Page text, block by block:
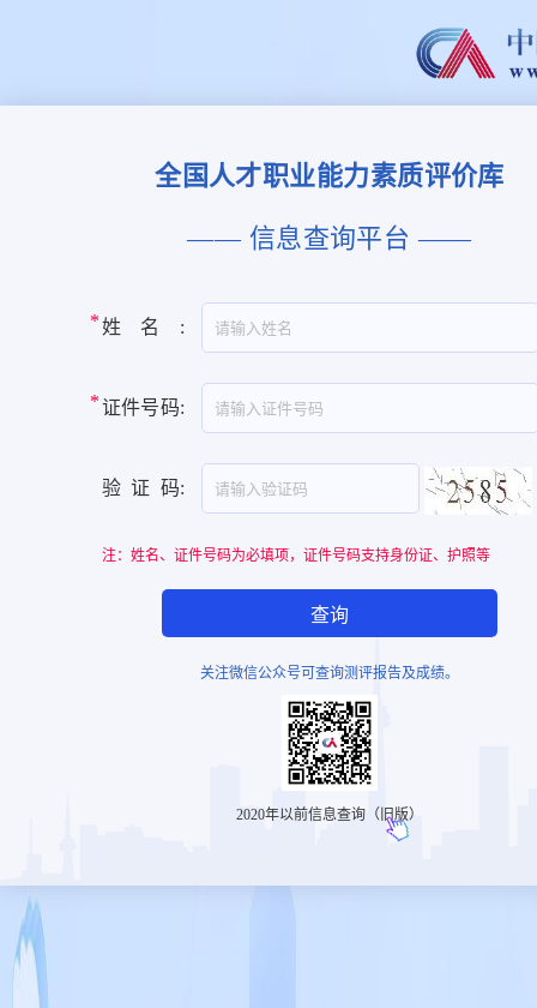
全国人才职业能力素质评价库
―― 信息查询平台 ――
姓名 :
证件号码:
验证码:
注：姓名、证件号码为必填项，证件号码支持身份证、护照等
查询
关注微信公众号可查询测评报告及成绩。
2020年以前信息查询（旧版）